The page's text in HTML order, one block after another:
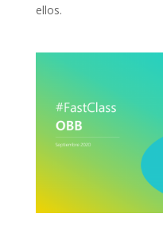
ellos.